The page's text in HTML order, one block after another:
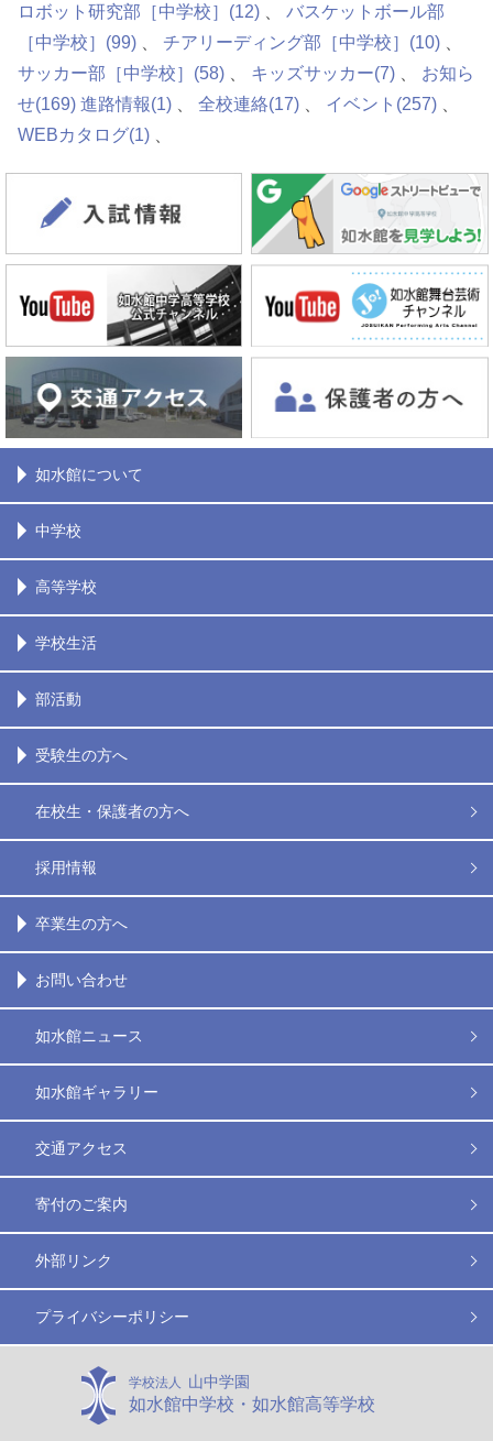
ロボット研究部［中学校］ (12)
バスケットボール部
［中学校］ (99) チアリーディング部［中学校］ (10)
サッカー部［中学校］ (58) キッズサッカー(7)
お知ら
せ(169) 進路情報(1) 全校連絡(17) イベント (257)
WEBカタログ(1)
如水館について
中学校
高等学校
学校生活
部活動
受験生の方へ
在校生・保護者の方へ
採用情報
卒業生の方へ
お問い合わせ
如水館ニュース
如水館ギャラリー
交通アクセス
寄付のご案内
外部リンク
プライバシーポリシー
学校法人 山中学園
如水館中学校・如水館高等学校